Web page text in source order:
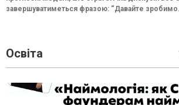
завершуватиметься фразою: “Давайте
Освіта